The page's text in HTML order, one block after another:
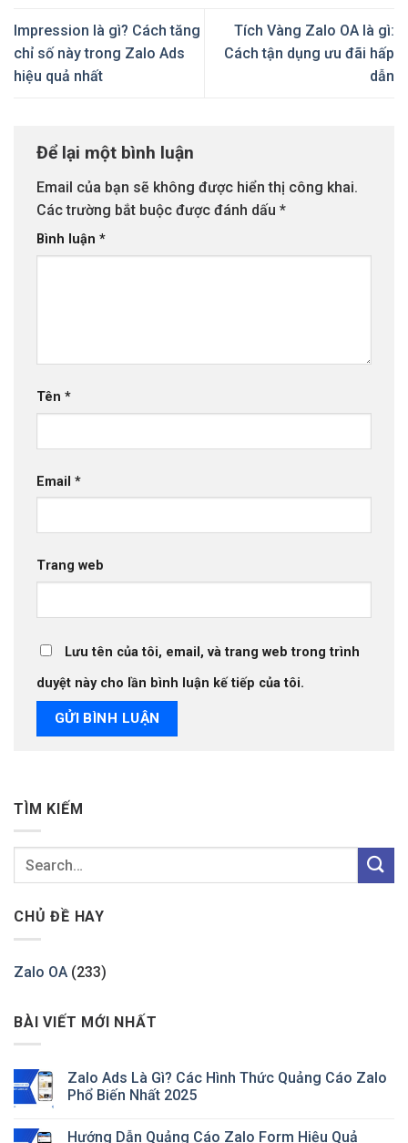
Impression là gì? Cách tăng
chỉ số này trong Zalo Ads
hiệu quả nhất
Tích Vàng Zalo OA là gì:
Cách tận dụng ưu đãi hấp
dẫn
Để lại một bình luận
Email của bạn sẽ không được hiển thị công khai.
Các trường bắt buộc được đánh dấu *
Bình luận *
Tên *
Email *
Trang web
Lưu tên của tôi, email, và trang web trong trình
duyệt này cho lần bình luận kế tiếp của tôi.
TÌM KIẾM
CHỦ ĐỀ HAY
Zalo OA (233)
BÀI VIẾT MỚI NHẤT
Zalo Ads Là Gì? Các Hình Thức Quảng Cáo Zalo
Phổ Biến Nhất 2025
Hướng Dẫn Quảng Cáo Zalo Form Hiệu Quả